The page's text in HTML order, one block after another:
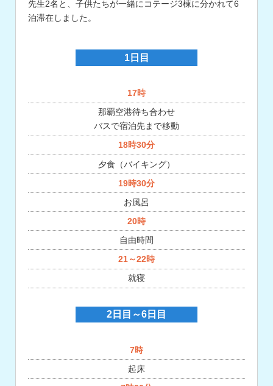
先生2名と、子供たちが一緒にコテージ3棟に分かれて6
泊滞在しました。
1日目
17時
那覇空港待ち合わせ
バスで宿泊先まで移動
18時30分
夕食（バイキング）
19時30分
お風呂
20時
自由時間
21～22時
就寝
2日目～6日目
7時
起床